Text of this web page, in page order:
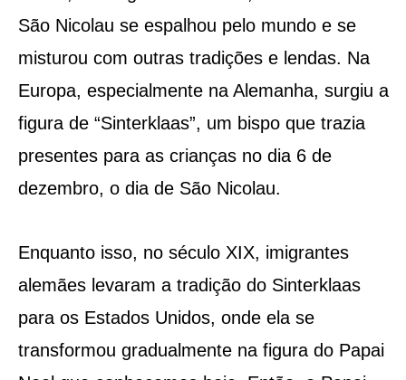
São Nicolau se espalhou pelo mundo e se
misturou com outras tradições e lendas. Na
Europa, especialmente na Alemanha, surgiu a
figura de “Sinterklaas”, um bispo que trazia
presentes para as crianças no dia 6 de
dezembro, o dia de São Nicolau.
Enquanto isso, no século XIX, imigrantes
alemães levaram a tradição do Sinterklaas
para os Estados Unidos, onde ela se
transformou gradualmente na figura do Papai